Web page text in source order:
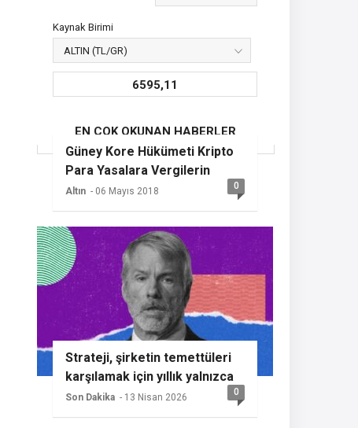
Kaynak Birimi
6595,11
EN ÇOK OKUNAN HABERLER
Güney Kore Hükümeti Kripto
Para Yasalara Vergilerin
Getireceğini Açıkladı
Altın - 06 Mayıs 2018 0
Strateji, şirketin temettüleri
karşılamak için yıllık yalnızca
%2 BTC büyümesine ihtiyaç
duyması nedeniyle başka bir
Son Dakika - 13 Nisan 2026 0